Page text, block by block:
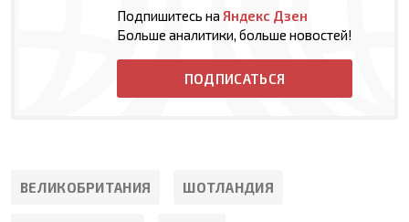
Подпишитесь на Яндекс Дзен
Больше аналитики, больше новостей!
ПОДПИСАТЬСЯ
ВЕЛИКОБРИТАНИЯ ШОТЛАНДИЯ